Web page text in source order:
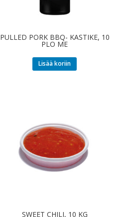
PULLED PORK BBQ- KASTIKE, 10
PLO ME
Lisää koriin
SWEET CHILI, 10 KG